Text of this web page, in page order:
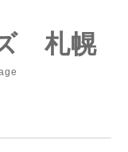
札幌